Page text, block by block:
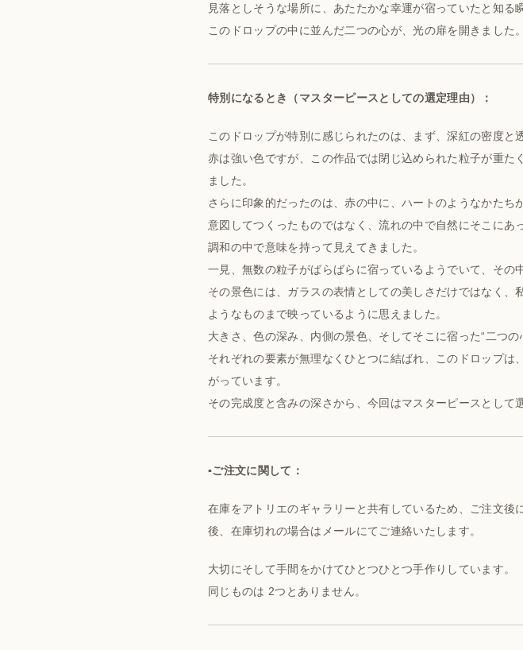
見落としそうな場所に、あたたかな幸運が宿っていたと知る
このドロップの中に並んだ二つの心が、光の扉を開きました。
特別になるとき（マスターピースとしての選定理由）：
このドロップが特別に感じられたのは、まず、深紅の密度と
赤は強い色ですが、この作品では閉じ込められた粒子が重
ました。
さらに印象的だったのは、赤の中に、ハートのようなかたち
意図してつくったものではなく、流れの中で自然にそこに
調和の中で意味を持って見えてきました。
一見、無数の粒子がばらばらに宿っているようでいて、その
その景色には、ガラスの表情としての美しさだけではなく
ようなものまで映っているように思えました。
大きさ、色の深み、内側の景色、そしてそこに宿った“二つの
それぞれの要素が無理なくひとつに結ばれ、このドロップ
がっています。
その完成度と含みの深さから、今回はマスターピースとして
▪️ご注文に関して：
在庫をアトリエのギャラリーと共有しているため、ご注文
後、在庫切れの場合はメールにてご連絡いたします。
大切にそして手間をかけてひとつひとつ手作りしています。
同じものは 2つとありません。